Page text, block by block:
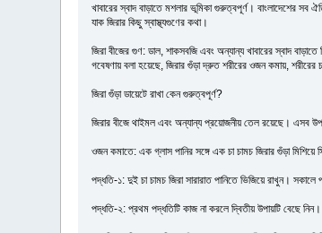
খাবারের স্বাদ বাড়াতে মশলার ভূমিকা গুরুত্বপূর্ণ। বাংলাদেশের সব
যাক জিরার কিছু স্বাস্থ্যগুণের কথা।
জিরা বীজের গুণ: ডাল, শাকসবজি এবং অন্যান্য খাবারের স্বাদ
গবেষণায় বলা হয়েছে, জিরার গুঁড়া দ্রুত শরীরের ওজন কমায়,
জিরা গুঁড়া ডায়েটে রাখা কেন গুরুত্বপূর্ণ?
জিরার বীজে থাইমল এবং অন্যান্য প্রয়োজনীয় তেল রয়েছে। এসব
ওজন কমাতে: এক গ্লাস পানির সঙ্গে এক চা চামচ জিরার গুঁড়া
পদ্ধতি-১: দুই চা চামচ জিরা সারারাত পানিতে ভিজিয়ে রাখুন।
পদ্ধতি-২: প্রথম পদ্ধতিটি কাজ না করলে দ্বিতীয় উপায়টি বেছে